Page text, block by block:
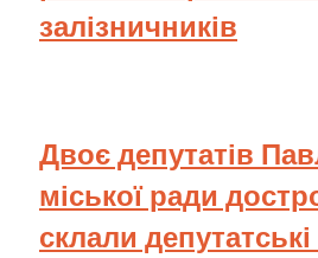
залізничників
Двоє депутатів
міської ради
склали